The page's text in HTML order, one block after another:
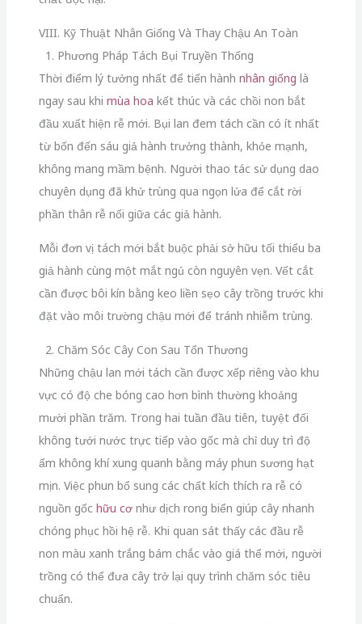
VIII. Kỹ Thuật Nhân Giống Và Thay Chậu An Toàn
1. Phương Pháp Tách Bụi Truyền Thống
Thời điểm lý tưởng nhất để tiến hành nhân giống là
ngay sau khi mùa hoa kết thúc và các chồi non bắt
đầu xuất hiện rễ mới. Bụi lan đem tách cần có ít nhất
từ bốn đến sáu giả hành trưởng thành, khỏe mạnh,
không mang mầm bệnh. Người thao tác sử dụng dao
chuyên dụng đã khử trùng qua ngọn lửa để cắt rời
phần thân rễ nối giữa các giả hành.
Mỗi đơn vị tách mới bắt buộc phải sở hữu tối thiểu ba
giả hành cùng một mắt ngủ còn nguyên vẹn. Vết cắt
cần được bôi kín bằng keo liền sẹo cây trồng trước khi
đặt vào môi trường chậu mới để tránh nhiễm trùng.
2. Chăm Sóc Cây Con Sau Tổn Thương
Những chậu lan mới tách cần được xếp riêng vào khu
vực có độ che bóng cao hơn bình thường khoảng
mười phần trăm. Trong hai tuần đầu tiên, tuyệt đối
không tưới nước trực tiếp vào gốc mà chỉ duy trì độ
ẩm không khí xung quanh bằng máy phun sương hạt
mịn. Việc phun bổ sung các chất kích thích ra rễ có
nguồn gốc hữu cơnhư dịch rong biển giúp cây nhanh
chóng phục hồi hệ rễ. Khi quan sát thấy các đầu rễ
non màu xanh trắng bám chắc vào giá thể mới, người
trồng có thể đưa cây trở lại quy trình chăm sóc tiêu
chuẩn.